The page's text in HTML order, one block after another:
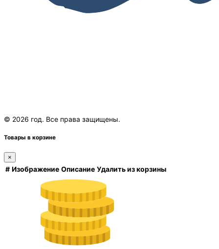
© 2026 год. Все права защищены.
Товары в корзине
×
# Изображение Описание Удалить из корзины